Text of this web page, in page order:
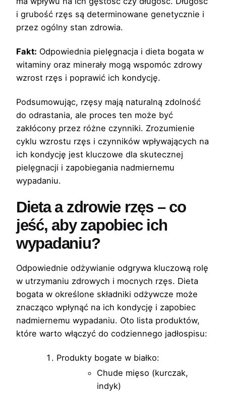
i grubość rzęs są determinowane genetycznie i
przez ogólny stan zdrowia.
Fakt: Odpowiednia pielęgnacja i dieta bogata w
witaminy oraz minerały mogą wspomóc zdrowy
wzrost rzęs i poprawić ich kondycję.
Podsumowując, rzęsy mają naturalną zdolność
do odrastania, ale proces ten może być
zakłócony przez różne czynniki. Zrozumienie
cyklu wzrostu rzęs i czynników wpływających na
ich kondycję jest kluczowe dla skutecznej
pielęgnacji i zapobiegania nadmiernemu
wypadaniu.
Dieta a zdrowie rzęs – co
jeść, aby zapobiec ich
wypadaniu?
Odpowiednie odżywianie odgrywa kluczową rolę
w utrzymaniu zdrowych i mocnych rzęs. Dieta
bogata w określone składniki odżywcze może
znacząco wpłynąć na ich kondycję i zapobiec
nadmiernemu wypadaniu. Oto lista produktów,
które warto włączyć do codziennego jadłospisu:
Produkty bogate w białko:
Chude mięso (kurczak,
indyk)